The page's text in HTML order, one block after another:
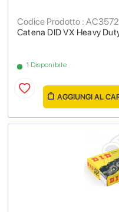
Catena DID VX Heavy
Codice Prodotto : AC3572
1 Disponibile
AGGIUNGI AL